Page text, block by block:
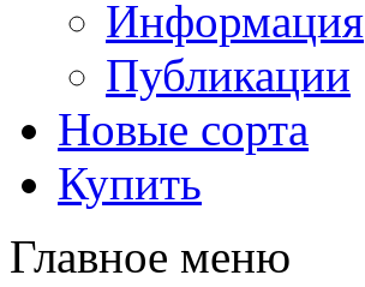
Информация
Публикации
Новые сорта
Купить
Главное меню